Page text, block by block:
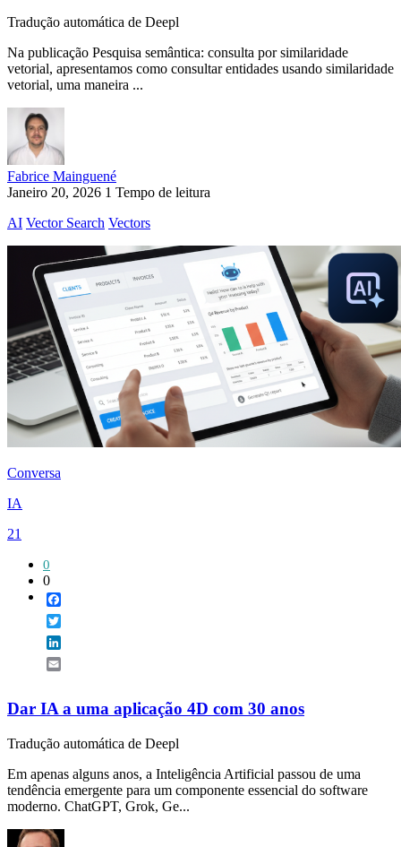
Tradução automática de Deepl
Na publicação Pesquisa semântica: consulta por similaridade
vetorial, apresentamos como consultar entidades usando similaridade
vetorial, uma maneira ...
Fabrice Mainguené
Janeiro 20, 2026 1 Tempo de leitura
AI Vector Search Vectors
Conversa
IA
21
0
0
Dar IA a uma aplicação 4D com 30 anos
Tradução automática de Deepl
Em apenas alguns anos, a Inteligência Artificial passou de uma
tendência emergente para um componente essencial do software
moderno. ChatGPT, Grok, Ge...